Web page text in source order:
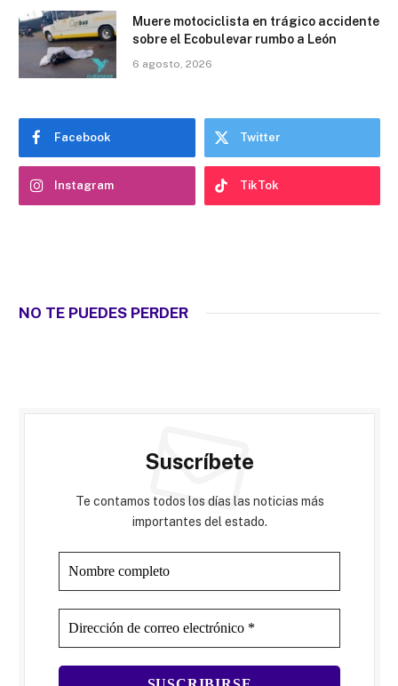
Muere motociclista en trágico accidente
sobre el Ecobulevar rumbo a León
6 agosto, 2026
Facebook Twitter
Instagram TikTok
NO TE PUEDES PERDER
Suscríbete
Te contamos todos los días las noticias más
importantes del estado.